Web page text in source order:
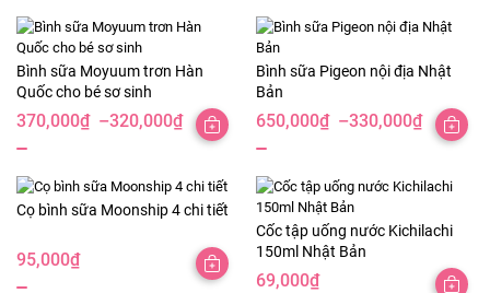
185,000₫
đến
195,000₫
từ
238,000₫
đến
256,000₫
Bình sữa Moyuum trơn Hàn
Quốc cho bé sơ sinh
320,000₫
–
370,000₫
Khoảng
từ
320,000₫
370,000₫
Bình sữa Pigeon nội địa Nhật
Bản
330,000₫
–
650,000₫
Khoảng
từ
330,000₫
đến
650,000₫
Cọ bình sữa Moonship 4 chi tiết
95,000₫
Cốc tập uống nước Kichilachi
150ml Nhật Bản
69,000₫